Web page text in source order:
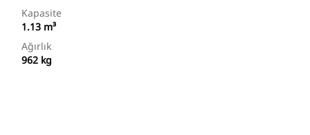
Kapasite
1.13 m³
Ağırlık
962 kg